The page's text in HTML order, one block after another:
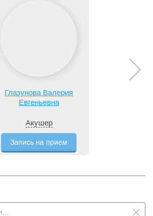
Глазунова Валерия
Евгеньевна
Акушер
Запись на прием